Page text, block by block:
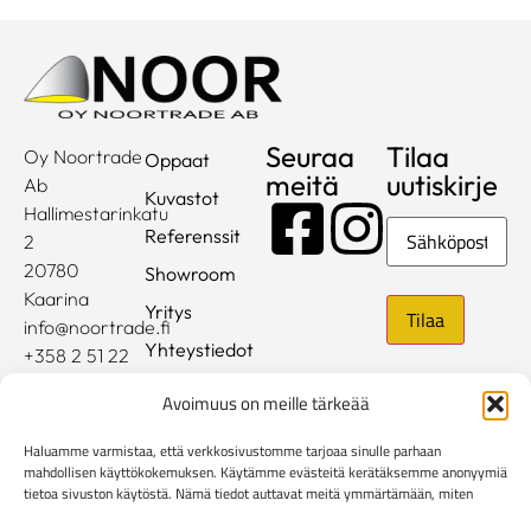
Avoimuus on meille tärkeää
Haluamme varmistaa, että verkkosivustomme tarjoaa sinulle parhaan
mahdollisen käyttökokemuksen. Käytämme evästeitä kerätäksemme anonyymiä
tietoa sivuston käytöstä. Nämä tiedot auttavat meitä ymmärtämään, miten
Oy Noortrade
Ab
Hallimestarinkatu
2
20780
Kaarina
info@noortrade.fi
+358 2 51 22
Oppaat
Kuvastot
Referenssit
Showroom
Yritys
Yhteystiedot
Mediapankki
Seuraa
meitä
Tilaa
uutiskirje
Sähköposti